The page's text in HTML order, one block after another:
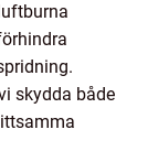
skydda både